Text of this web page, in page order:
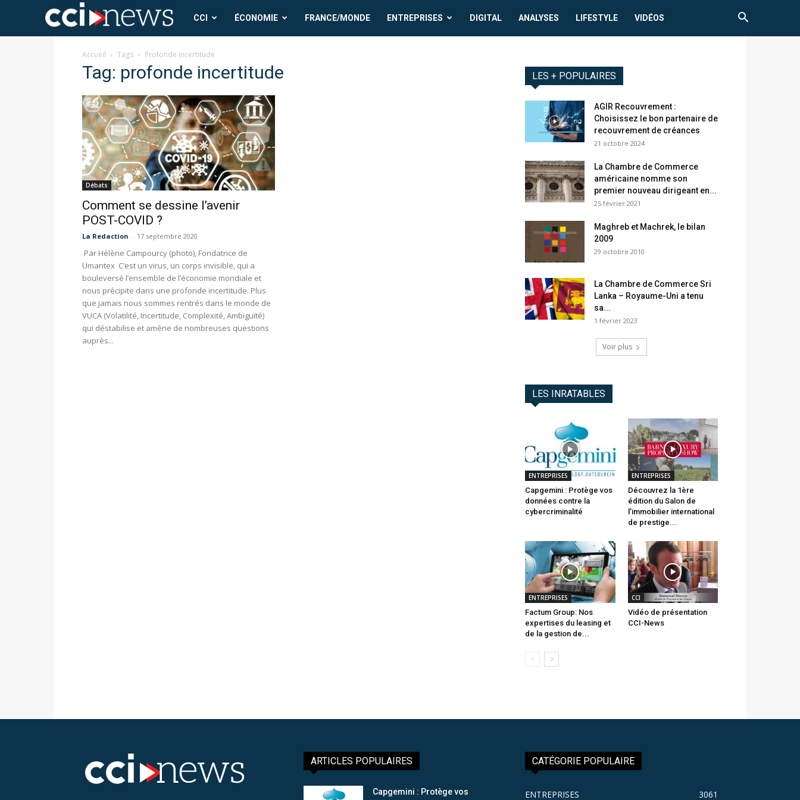
CCI
News
CCI ÉCONOMIE FRANCE/MONDE ENTREPRISES DIGITAL ANALYSES LIFESTYLE VIDÉOS
Accueil Tags Profonde incertitude
Tag: profonde incertitude
Débats
Comment se dessine l’avenir
POST-COVID ?
La Redaction - 17 septembre 2020
Par Hélène Campourcy (photo), Fondatrice de
Umantex C’est un virus, un corps invisible, qui a
bouleversé l’ensemble de l’économie mondiale et
nous précipite dans une profonde incertitude. Plus
que jamais nous sommes rentrés dans le monde de
VUCA (Volatilité, Incertitude, Complexité, Ambiguïté)
qui déstabilise et amène de nombreuses questions
auprès...
LES + POPULAIRES
AGIR Recouvrement :
Choisissez le bon partenaire de
recouvrement de créances
21 octobre 2024
La Chambre de Commerce
américaine nomme son
premier nouveau dirigeant en...
25 février 2021
Maghreb et Machrek, le bilan
2009
29 octobre 2010
La Chambre de Commerce Sri
Lanka – Royaume-Uni a tenu
sa...
1 février 2023
Voir plus
LES INRATABLES
ENTREPRISES
Capgemini : Protège vos
données contre la
cybercriminalité
ENTREPRISES
Découvrez la 1ère
édition du Salon de
l’immobilier international
de prestige...
ENTREPRISES
Factum Group: Nos
expertises du leasing et
de la gestion de...
CCI
Vidéo de présentation
CCI-News
ARTICLES POPULAIRES
Capgemini : Protège vos
CATÉGORIE POPULAIRE
ENTREPRISES 3061